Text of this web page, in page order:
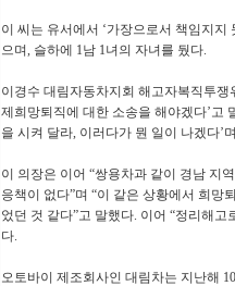
이 씨는 유서에서 ‘가장으로서 책임지지
으며, 슬하에 1남 1녀의 자녀를 뒀다.
이경수 대림자동차지회 해고자복직투
제희망퇴직에 대한 소송을 해야겠다’고
을 시켜 달라, 이러다가 뭔 일이 나겠다’
이 의장은 이어 “쌍용차과 같이 경남 지
응책이 없다”며 “이 같은 상황에서 희망
었던 것 같다”고 말했다. 이어 “정리해
다.
오토바이 제조회사인 대림차는 지난해